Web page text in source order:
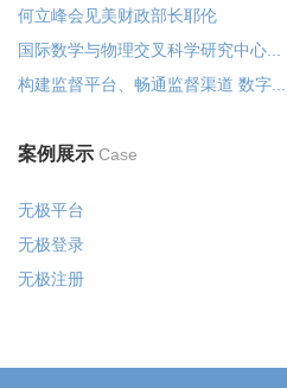
何立峰会见美财政部长耶伦
国际数学与物理交叉科学研究中心...
构建监督平台、畅通监督渠道 数字...
案例展示 Case
无极平台
无极登录
无极注册